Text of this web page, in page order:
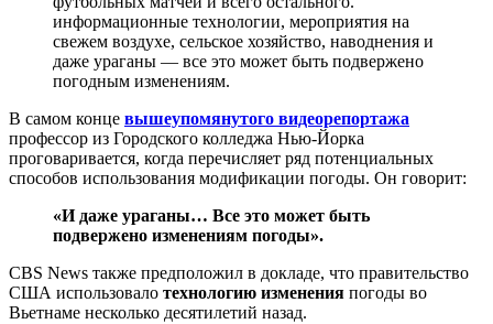
информационные технологии, мероприятия на
свежем воздухе, сельское хозяйство, наводнения и
даже ураганы — все это может быть подвержено
погодным изменениям.
В самом конце вышеупомянутого видеорепортажа
профессор из Городского колледжа Нью-Йорка
проговаривается, когда перечисляет ряд потенциальных
способов использования модификации погоды. Он говорит:
«И даже ураганы… Все это может быть
подвержено изменениям погоды».
CBS News также предположил в докладе, что правительство
США использовало технологию изменения погоды во
Вьетнаме несколько десятилетий назад.